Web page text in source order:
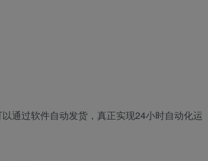
通过软件自动发货，真正实现24小时自动化运